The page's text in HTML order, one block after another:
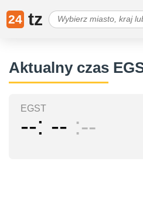
24 tz
Aktualny czas
EGST
-- -- --